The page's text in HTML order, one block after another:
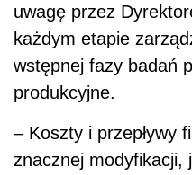
uwagę przez
każdym etapie
wstępnej fazy badań
produkcyjne.
– Koszty i przepływy
znacznej modyfikacji,